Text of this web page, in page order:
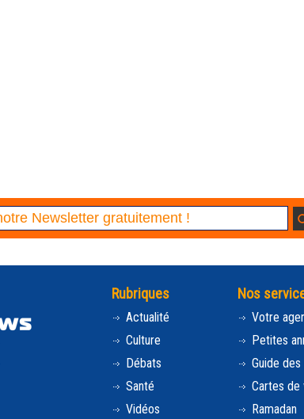
Rubriques
Actualité
Culture
Débats
Santé
Vidéos
Nos
Votre
Petites
Guide
Cartes de
Ramadan